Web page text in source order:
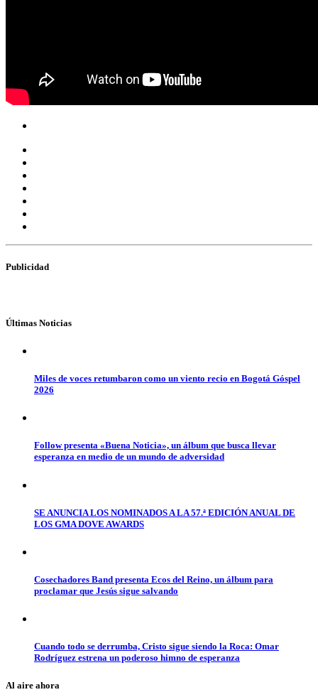
Publicidad
Últimas Noticias
Miles de voces retumbaron como un viento recio en Bogotá Góspel
2026
Follow presenta «Buena Noticia», un álbum que busca llevar
esperanza en medio de un mundo de adversidad
SE ANUNCIA LOS NOMINADOS A LA 57.ª EDICIÓN ANUAL DE
LOS GMA DOVE AWARDS
Cosechadores Band presenta Ecos del Reino, un álbum para
proclamar que Jesús sigue salvando
Cuando todo se derrumba, Cristo sigue siendo la Roca: Omar
Rodríguez estrena un poderoso himno de esperanza
Al aire ahora